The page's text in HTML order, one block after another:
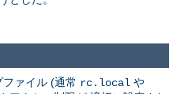
ァイル (通常 rc.local や